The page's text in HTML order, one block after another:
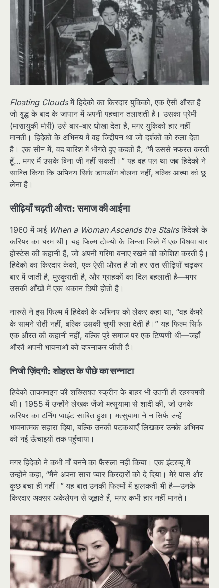
Floating Cloudsमें हिदेको का किरदार युकिको, एक ऐसी औरत है
जो युद्ध के बाद के जापान में अपनी पहचान तलाशती है। उसका प्रेमी
(मासायुकी मोरी) उसे बार-बार धोखा देता है, मगर युकिको हार नहीं
मानती। हिदेको के अभिनय में वह जिद्दीपन था जो दर्शकों को रुला देता
है। एक सीन में, वह बारिश में भीगते हुए कहती है, “मैं उससे नफरत करती
हूँ… मगर मैं उसके बिना जी नहीं सकती।” यह वह पल था जब हिदेको ने
साबित किया कि अभिनय सिर्फ डायलॉग बोलना नहीं, बल्कि आत्मा को छू
लेना है।
सीढ़ियाँ चढ़ती औरत: समाज की आईना
1960 में आई When a Woman Ascends the Stairsहिदेको के
करियर का चरम थी। यह फिल्म टोक्यो के जिन्जा जिले में एक विधवा बार
होस्टेस की कहानी है, जो अपनी गरिमा बनाए रखने की कोशिश करती है।
हिदेको का किरदार केको, एक ऐसी औरत है जो हर रात सीढ़ियाँ चढ़कर
बार में जाती है, मुस्कुराती है, और ग्राहकों का दिल बहलाती है—मगर
उसकी आँखों में एक थकान छिपी होती है।
नारुसे ने इस फिल्म में हिदेको के अभिनय को लेकर कहा था, “वह कैमरे
के सामने रोती नहीं, बल्कि उसकी चुप्पी रुला देती है।” यह फिल्म सिर्फ
एक औरत की कहानी नहीं, बल्कि पूरे समाज पर एक टिप्पणी थी—जहाँ
औरतें अपनी भावनाओं को दफनाकर जीती हैं।
निजी ज़िंदगी: शोहरत के पीछे का सन्नाटा
हिदेको ताकामाइन की शख्सियत स्क्रीन के बाहर भी उतनी ही रहस्यमयी
थी। 1955 में उन्होंने लेखक जेंजो मत्सुयामा से शादी की, जो उनके
करियर का टर्निंग प्वाइंट साबित हुआ। मत्सुयामा ने न सिर्फ उन्हें
भावनात्मक सहारा दिया, बल्कि उनकी पटकथाएँ लिखकर उनके अभिनय
को नई ऊँचाइयों तक पहुँचाया।
मगर हिदेको ने कभी माँ बनने का फैसला नहीं किया। एक इंटरव्यू में
उन्होंने कहा, “मैंने अपना सारा प्यार किरदारों को दे दिया। मेरे पास और
कुछ बचा ही नहीं।” यह बात उनकी फिल्मों में झलकती भी है—उनके
किरदार अक्सर अकेलेपन से जूझते हैं, मगर कभी हार नहीं मानते।